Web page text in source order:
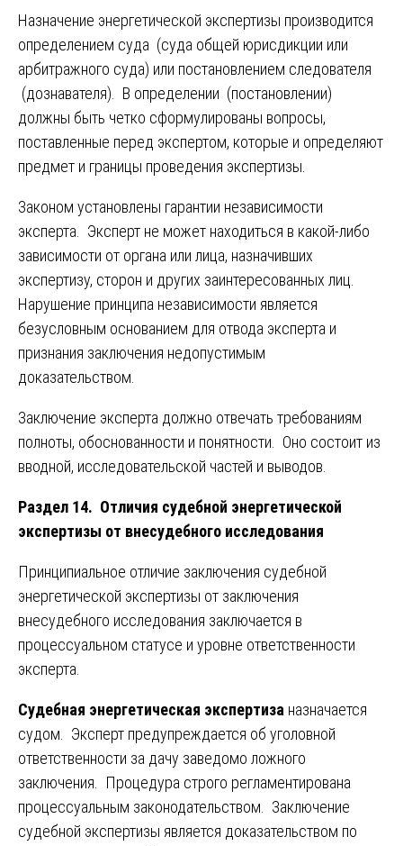
Назначение энергетической экспертизы производится
определением суда (суда общей юрисдикции или
арбитражного суда) или постановлением следователя
(дознавателя). В определении (постановлении)
должны быть четко сформулированы вопросы,
поставленные перед экспертом, которые и определяют
предмет и границы проведения экспертизы.
Законом установлены гарантии независимости
эксперта. Эксперт не может находиться в какой-либо
зависимости от органа или лица, назначивших
экспертизу, сторон и других заинтересованных лиц.
Нарушение принципа независимости является
безусловным основанием для отвода эксперта и
признания заключения недопустимым
доказательством.
Заключение эксперта должно отвечать требованиям
полноты, обоснованности и понятности. Оно состоит из
вводной, исследовательской частей и выводов.
Раздел 14. Отличия судебной энергетической
экспертизы от внесудебного исследования
Принципиальное отличие заключения судебной
энергетической экспертизы от заключения
внесудебного исследования заключается в
процессуальном статусе и уровне ответственности
эксперта.
Судебная энергетическая экспертиза назначается
судом. Эксперт предупреждается об уголовной
ответственности за дачу заведомо ложного
заключения. Процедура строго регламентирована
процессуальным законодательством. Заключение
судебной экспертизы является доказательством по